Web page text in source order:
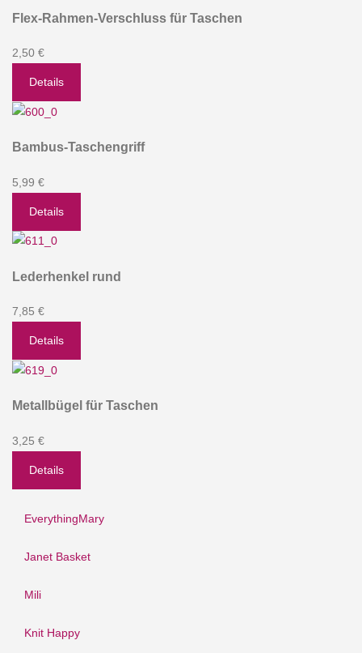
Flex-Rahmen-Verschluss für Taschen
2,50 €
Details
Bambus-Taschengriff
5,99 €
Details
Lederhenkel rund
7,85 €
Details
Metallbügel für Taschen
3,25 €
Details
EverythingMary
Janet Basket
Mili
Knit Happy